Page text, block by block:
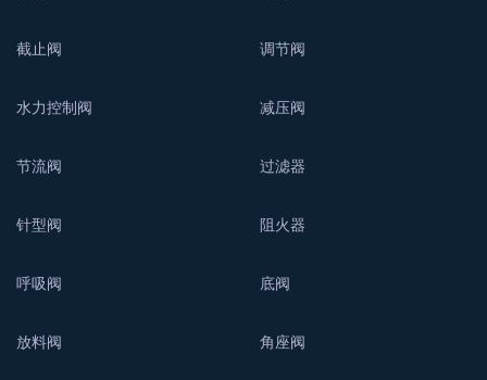
截止阀 调节阀
水力控制阀 减压阀
节流阀 过滤器
针型阀 阻火器
呼吸阀 底阀
放料阀 角座阀